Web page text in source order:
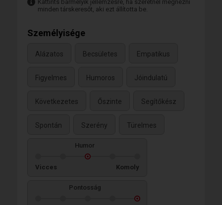
Kattints bármelyik jellemzésre, ha szeretnél megnézni
minden társkeresőt, aki ezt állította be.
Személyisége
Alázatos Becsületes Empatikus
Figyelmes Humoros Jóindulatú
Következetes Őszinte Segítőkész
Spontán Szerény Türelmes
Humor
Vicces Komoly
Pontosság